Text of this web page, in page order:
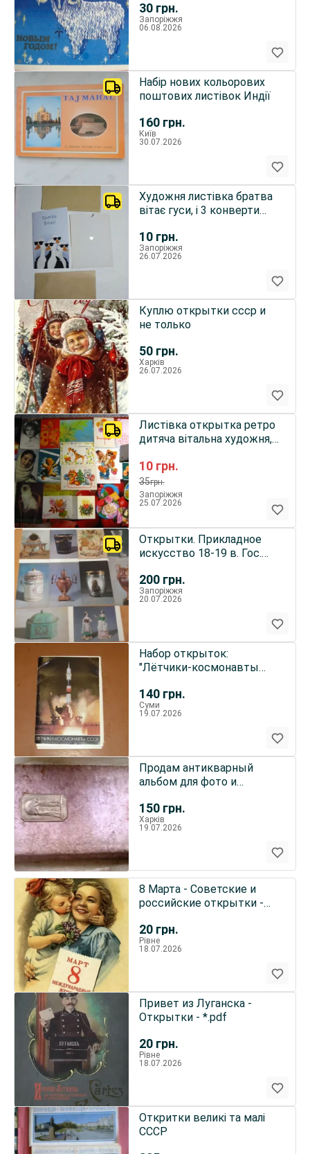
30 грн.
бурундук заяц
Запоріжжя
06.08.2026
160 грн.
Набір нових кольорових
поштових листівок Индії
Київ
30.07.2026
10 грн.
Художня листівка братва
вітає гуси, і 3 конверти
Запоріжжя
26.07.2026
50 грн.
Куплю открытки ссср и
не только
Харків
26.07.2026
10 грн.
35грн.
Листівка открытка ретро
дитяча вітальна художня,
Запоріжжя
25.07.2026
200 грн.
Открытки. Прикладное
искусство 18-19 в. Гос.
Запоріжжя
20.07.2026
140 грн.
Набор открыток:
"Лётчики-космонавты
Суми
19.07.2026
150 грн.
Продам антикварный
альбом для фото и
Харків
19.07.2026
20 грн.
8 Марта - Советские и
российские открытки -
Рівне
18.07.2026
20 грн.
Привет из Луганска -
Открытки - *.pdf
Рівне
18.07.2026
Откритки великі та малі
СССР